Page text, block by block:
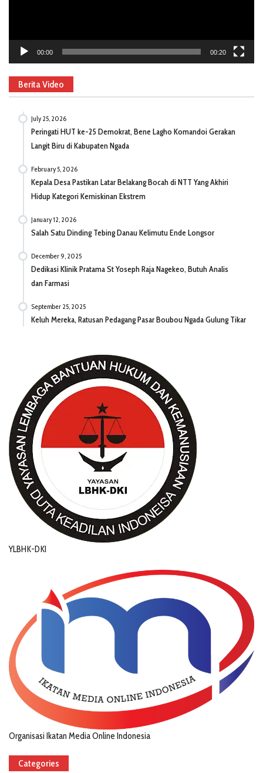
00:00 00:20
Berita Video
July 25, 2026
Peringati HUT ke-25 Demokrat, Bene Lagho Komandoi Gerakan
Langit Biru di Kabupaten Ngada
February 5, 2026
Kepala Desa Pastikan Latar Belakang Bocah di NTT Yang Akhiri
Hidup Kategori Kemiskinan Ekstrem
January 12, 2026
Salah Satu Dinding Tebing Danau Kelimutu Ende Longsor
December 9, 2025
Dedikasi Klinik Pratama St Yoseph Raja Nagekeo, Butuh Analis
dan Farmasi
September 25, 2025
Keluh Mereka, Ratusan Pedagang Pasar Boubou Ngada Gulung Tikar
YLBHK-DKI
Organisasi Ikatan Media Online Indonesia
Categories